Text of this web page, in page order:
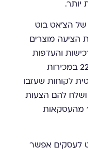
יותר.
של הצ'אט בוט
הציעה מוצרים
והעדפות
הלקוח, מה שהוביל לעלייה של 22% במכירות
לקוחות שעזבו
להם הצעות
מותאמות אישית, מה שהשיב 18% מהעסקאות
לעסקים אפשר